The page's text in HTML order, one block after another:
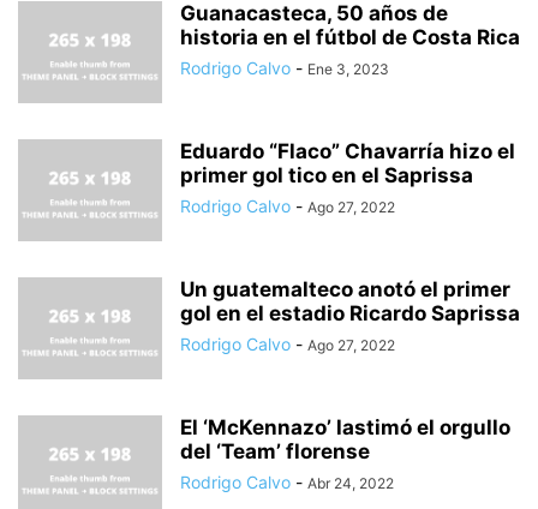
Guanacasteca, 50 años de
historia en el fútbol de Costa Rica
Rodrigo Calvo - Ene 3, 2023
Eduardo “Flaco” Chavarría hizo el
primer gol tico en el Saprissa
Rodrigo Calvo - Ago 27, 2022
Un guatemalteco anotó el primer
gol en el estadio Ricardo Saprissa
Rodrigo Calvo - Ago 27, 2022
El ‘McKennazo’ lastimó el orgullo
del ‘Team’ florense
Rodrigo Calvo - Abr 24, 2022